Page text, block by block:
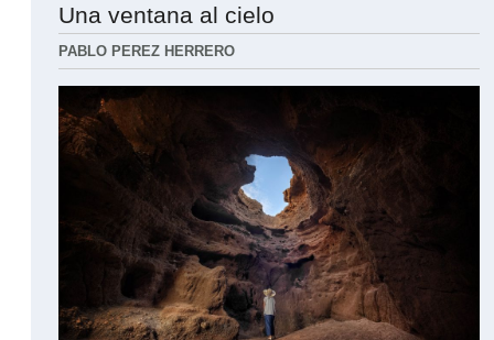
Una ventana al cielo
PABLO PEREZ HERRERO